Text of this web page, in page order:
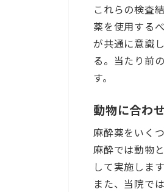
これらの検査
薬を使用する
が共通に意識
る。当たり前
す。
動物に合わ
麻酔薬をいく
麻酔では動物
して実施します
また、当院で